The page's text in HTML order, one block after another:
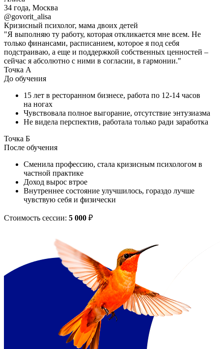
34 года, Москва
@govorit_alisa
Кризисный психолог, мама двоих детей
"Я выполняю ту работу, которая откликается мне всем. Не
только финансами, расписанием, которое я под себя
подстраиваю, а еще и поддержкой собственных ценностей –
сейчас я абсолютно с ними в согласии, в гармонии."
Точка А
До обучения
15 лет в ресторанном бизнесе, работа по 12-14 часов
на ногах
Чувствовала полное выгорание, отсутствие энтузиазма
Не видела перспектив, работала только ради заработка
Точка Б
После обучения
Сменила профессию, стала кризисным психологом в
частной практике
Доход вырос втрое
Внутреннее состояние улучшилось, гораздо лучше
чувствую себя и физически
Стоимость сессии: 5 000 ₽